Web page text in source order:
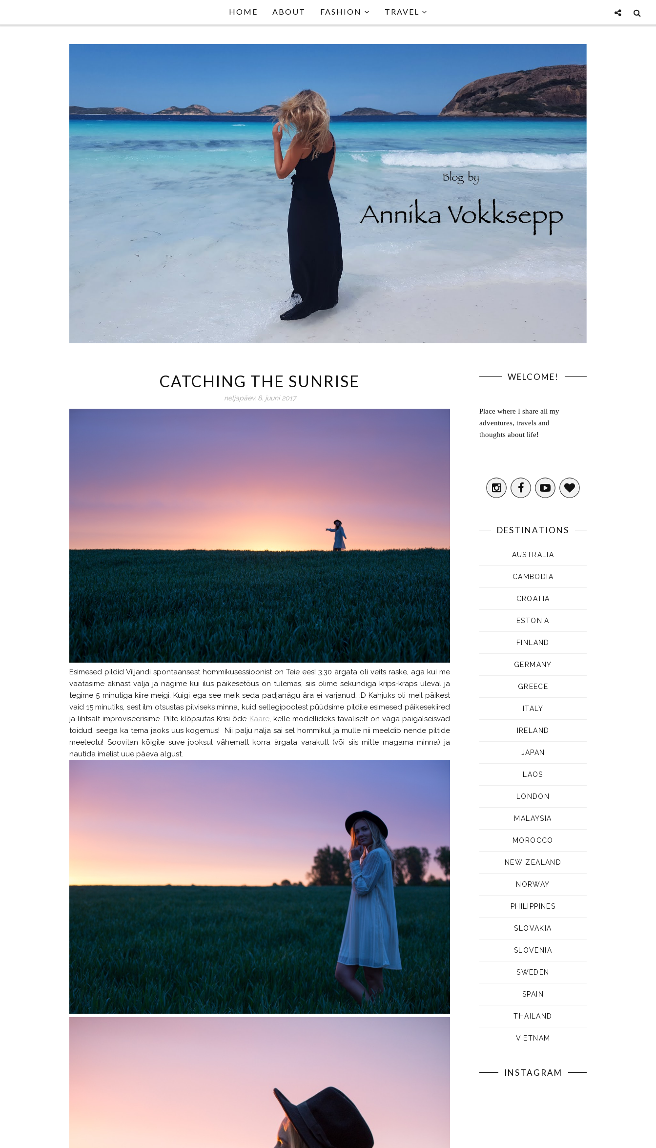
HOME ABOUT FASHION TRAVEL
CATCHING THE SUNRISE
neljapäev, 8. juuni 2017
Esimesed pildid Viljandi spontaansest hommikusessioonist on Teie ees! 3.30 ärgata oli veits raske, aga kui me
vaatasime aknast välja ja nägime kui ilus päikesetõus on tulemas, siis olime sekundiga krips-kraps üleval ja
tegime 5 minutiga kiire meigi. Kuigi ega see meik seda padjanägu ära ei varjanud. :D Kahjuks oli meil päikest
vaid 15 minutiks, sest ilm otsustas pilviseks minna, kuid sellegipoolest püüdsime pildile esimesed päikesekiired
ja lihtsalt improviseerisime. Pilte klõpsutas Krisi õde Kaare, kelle modellideks tavaliselt on väga paigalseisvad
toidud, seega ka tema jaoks uus kogemus! Nii palju nalja sai sel hommikul ja mulle nii meeldib nende piltide
meeleolu! Soovitan kõigile suve jooksul vähemalt korra ärgata varakult (või siis mitte magama minna) ja
nautida imelist uue päeva algust.
WELCOME!
Place where I share all my
adventures, travels and
thoughts about life!
DESTINATIONS
AUSTRALIA
CAMBODIA
CROATIA
ESTONIA
FINLAND
GERMANY
GREECE
ITALY
IRELAND
JAPAN
LAOS
LONDON
MALAYSIA
MOROCCO
NEW ZEALAND
NORWAY
PHILIPPINES
SLOVAKIA
SLOVENIA
SWEDEN
SPAIN
THAILAND
VIETNAM
INSTAGRAM